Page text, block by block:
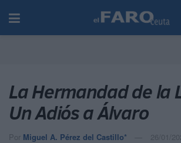
La Hermandad de la
Un Adiós a Álvaro
Por Miguel A. Pérez del Castillo* 26/01/